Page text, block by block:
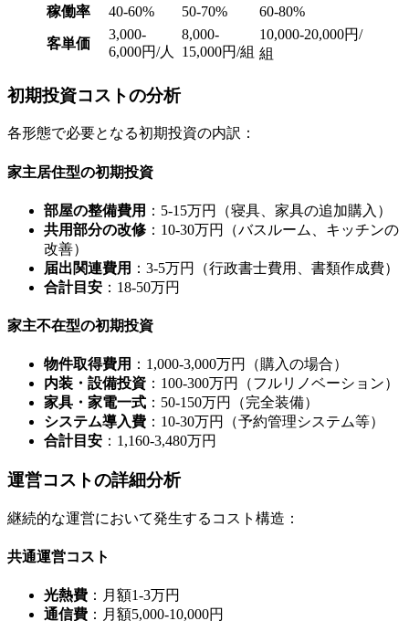
稼働率
40-60% 50-70% 60-80%
客単価
3,000-
6,000円/人
8,000-
15,000円/組
10,000-20,000円/
組
初期投資コストの分析
各形態で必要となる初期投資の内訳：
家主居住型の初期投資
部屋の整備費用 ：5-15万円（寝具、家具の追加購入）
共用部分の改修 ：10-30万円（バスルーム、キッチンの
改善）
届出関連費用 ：3-5万円（行政書士費用、書類作成費）
合計目安 ：18-50万円
家主不在型の初期投資
物件取得費用 ：1,000-3,000万円（購入の場合）
内装・設備投資 ：100-300万円（フルリノベーション）
家具・家電一式 ：50-150万円（完全装備）
システム導入費 ：10-30万円（予約管理システム等）
合計目安 ：1,160-3,480万円
運営コストの詳細分析
継続的な運営において発生するコスト構造：
共通運営コスト
光熱費 ：月額1-3万円
通信費 ：月額5,000-10,000円